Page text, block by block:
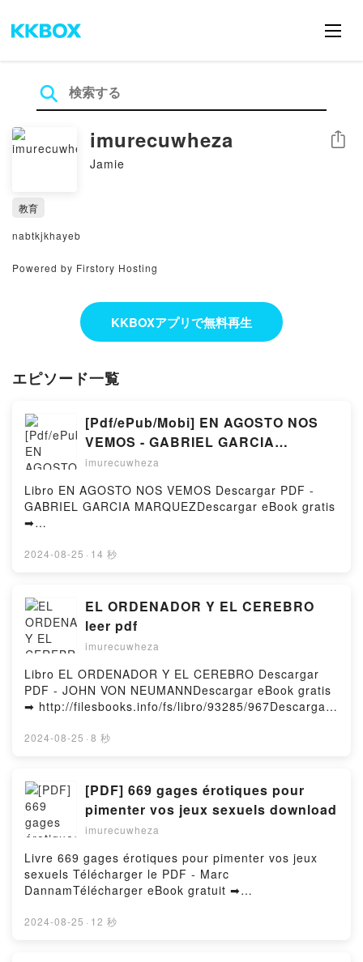
imurecuwheza
Jamie
シェア
教育
nabtkjkhayeb
Powered by Firstory Hosting
KKBOXアプリで無料再生
エピソード一覧
[Pdf/ePub/Mobi] EN AGOSTO NOS
VEMOS - GABRIEL GARCIA
MARQUEZ descargar ebook gratis
imurecuwheza
Libro EN AGOSTO NOS VEMOS Descargar PDF -
GABRIEL GARCIA MARQUEZDescargar eBook gratis
➡
o leer en línea EN AGOSTO NOS VEMOS Libro
GARCIA MARQUEZ PDF, EN AGOSTO NOS VEMOS
GABRIEL GARCIA MARQUEZ Epub, EN AGOSTO
NOS VEMOS GABRIEL GARCIA MARQUEZ Leer en
línea , EN AGOSTO NOS VEMOS GABRIEL GARCIA
MARQUEZ Audiolibro, EN AGOSTO NOS VEMOS
GABRIEL GARCIA MARQUEZ VK, EN AGOSTO NOS
VEMOS GABRIEL GARCIA MARQUEZ Kindle, EN
AGOSTO NOS VEMOS GABRIEL GARCIA MARQUEZ
Epub VK, EN AGOSTO NOS VEMOS GABRIEL
2024-08-25 · 14 秒
EL ORDENADOR Y EL CEREBRO
leer pdf
imurecuwheza
Libro EL ORDENADOR Y EL CEREBRO Descargar
PDF - JOHN VON NEUMANNDescargar eBook gratis
➡ http://filesbooks.info/fs/libro/93285/967Descargar
Libro gratuito (PDF ePub Mobi) de JOHN VON
CEREBRO JOHN VON NEUMANN Epub, EL
ORDENADOR Y EL CEREBRO JOHN VON NEUMANN
Leer en línea , EL ORDENADOR Y EL CEREBRO
JOHN VON NEUMANN Audiolibro, EL ORDENADOR Y
EL CEREBRO JOHN VON NEUMANN VK, EL
ORDENADOR Y EL CEREBRO JOHN VON NEUMANN
Kindle, EL ORDENADOR Y EL CEREBRO JOHN VON
NEUMANN Epub VK, EL ORDENADOR Y EL
CEREBRO JOHN VON NEUMANN Descargar
2024-08-25 · 8 秒
[PDF] 669 gages érotiques pour
pimenter vos jeux sexuels download
imurecuwheza
Livre 669 gages érotiques pour pimenter vos jeux
sexuels Télécharger le PDF - Marc
DannamTélécharger eBook gratuit ➡
r ou lire en ligne 669 gages érotiques pour pimenter
2024-08-25 · 12 秒